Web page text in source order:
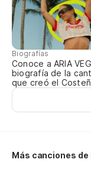
Biografías
Conoce a ARIA
biografía de la
que creó el
Más canciones de